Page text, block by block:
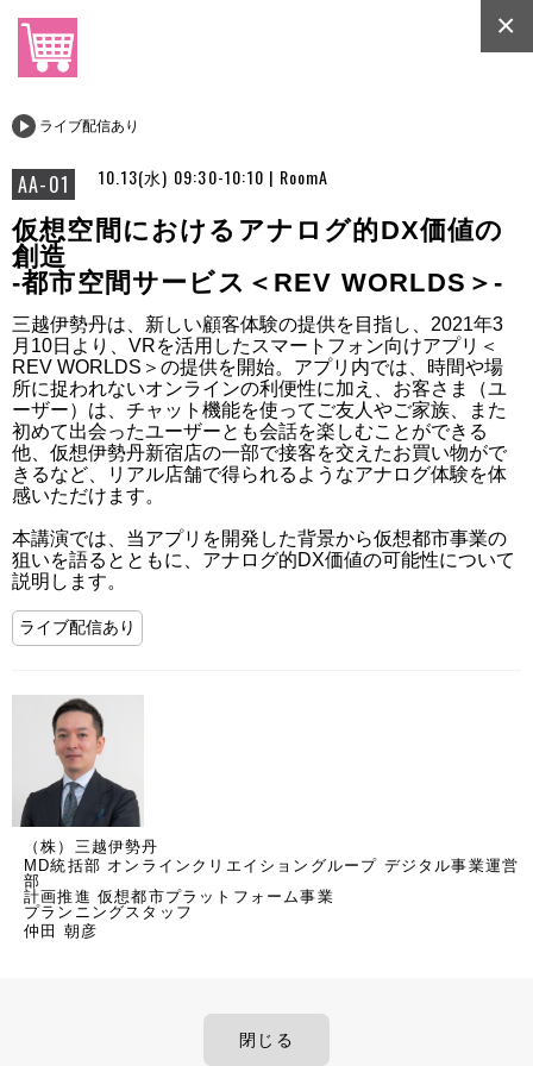
ライブ配信あり
AA-01 10.13(水) 09:30-10:10 | RoomA
×
仮想空間におけるアナログ的DX価値の
創造
-都市空間サービス＜REV WORLDS＞-
三越伊勢丹は、新しい顧客体験の提供を目指し、2021年3
月10日より、VRを活用したスマートフォン向けアプリ＜
REV WORLDS＞の提供を開始。アプリ内では、時間や場
所に捉われないオンラインの利便性に加え、お客さま（ユ
ーザー）は、チャット機能を使ってご友人やご家族、また
初めて出会ったユーザーとも会話を楽しむことができる
他、仮想伊勢丹新宿店の一部で接客を交えたお買い物がで
きるなど、リアル店舗で得られるようなアナログ体験を体
感いただけます。
本講演では、当アプリを開発した背景から仮想都市事業の
狙いを語るとともに、アナログ的DX価値の可能性について
説明します。
ライブ配信あり
（株）三越伊勢丹
MD統括部 オンラインクリエイショングループ デジタル事業運営
部
計画推進 仮想都市プラットフォーム事業
プランニングスタッフ
仲田 朝彦
閉じる